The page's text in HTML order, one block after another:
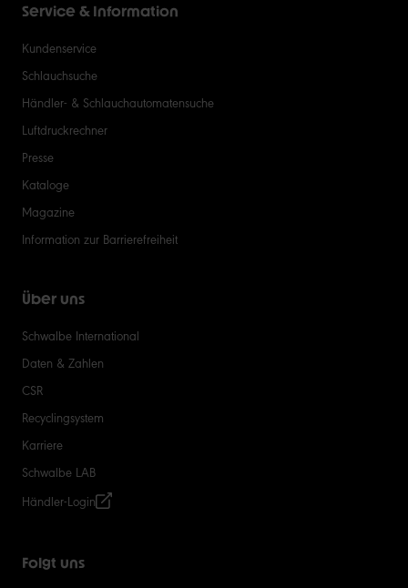
Service & Information
Kundenservice
Schlauchsuche
Händler- & Schlauchautomatensuche
Luftdruckrechner
Presse
Kataloge
Magazine
Information zur Barrierefreiheit
Über uns
Schwalbe International
Daten & Zahlen
CSR
Recyclingsystem
Karriere
Schwalbe LAB
Händler-Login
Folgt uns